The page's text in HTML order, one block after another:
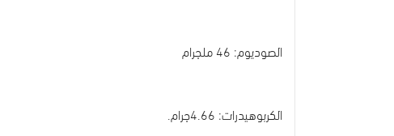
الصوديوم: 46 ملجرام
الكربوهيدرات: 4.66جرام.